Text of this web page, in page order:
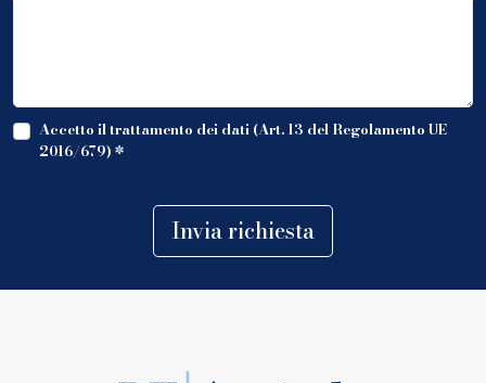
Accetto il trattamento dei dati (Art. 13 del Regolamento UE
2016/679) *
Invia richiesta